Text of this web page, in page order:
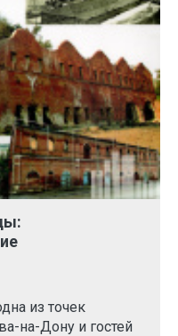
из точек
на-Дону и гостей